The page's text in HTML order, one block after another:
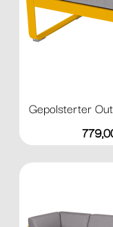
Gepolsterter
Preis